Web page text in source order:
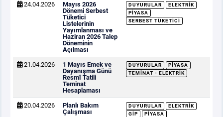
24.04.2026
Mayıs 2026
Dönemi Serbest
Tüketici
Listelerinin
Yayımlanması ve
Haziran 2026 Talep
Döneminin
Açılması
DUYURULAR
ELEKTRIK
PIYASA
SERBEST TÜKETICI
21.04.2026
1 Mayıs Emek ve
Dayanışma Günü
Resmî Tatili
Teminat
Hesaplaması
DUYURULAR
PIYASA
TEMINAT - ELEKTRIK
20.04.2026
Planlı Bakım
Çalışması
DUYURULAR
ELEKTRIK
GİP
PIYASA